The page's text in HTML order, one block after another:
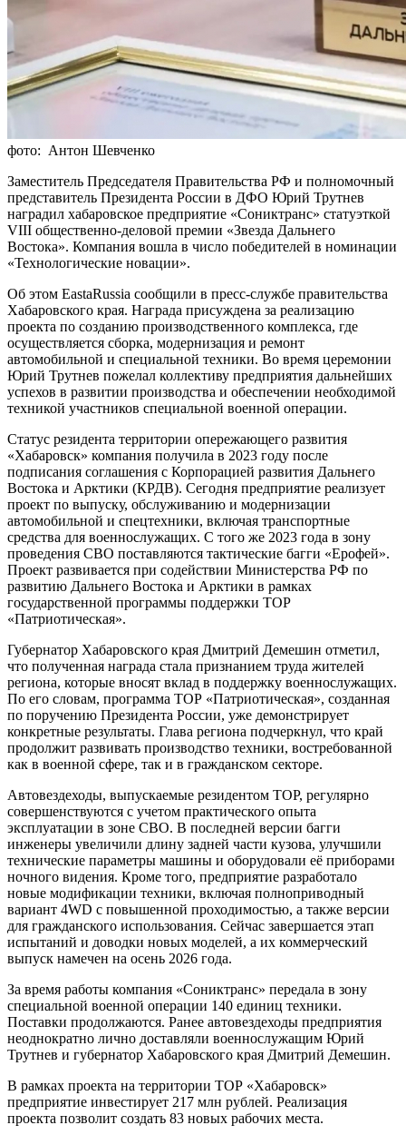
фото: Антон Шевченко
Заместитель Председателя Правительства РФ и полномочный
представитель Президента России в ДФО Юрий Трутнев
наградил хабаровское предприятие «Сониктранс» статуэткой
VIII общественно-деловой премии «Звезда Дальнего
Востока». Компания вошла в число победителей в номинации
«Технологические новации».
Об этом EastaRussia сообщили в пресс-службе правительства
Хабаровского края. Награда присуждена за реализацию
проекта по созданию производственного комплекса, где
осуществляется сборка, модернизация и ремонт
автомобильной и специальной техники. Во время церемонии
Юрий Трутнев пожелал коллективу предприятия дальнейших
успехов в развитии производства и обеспечении необходимой
техникой участников специальной военной операции.
Статус резидента территории опережающего развития
«Хабаровск» компания получила в 2023 году после
подписания соглашения с Корпорацией развития Дальнего
Востока и Арктики (КРДВ). Сегодня предприятие реализует
проект по выпуску, обслуживанию и модернизации
автомобильной и спецтехники, включая транспортные
средства для военнослужащих. С того же 2023 года в зону
проведения СВО поставляются тактические багги «Ерофей».
Проект развивается при содействии Министерства РФ по
развитию Дальнего Востока и Арктики в рамках
государственной программы поддержки ТОР
«Патриотическая».
Губернатор Хабаровского края Дмитрий Демешин отметил,
что полученная награда стала признанием труда жителей
региона, которые вносят вклад в поддержку военнослужащих.
По его словам, программа ТОР «Патриотическая», созданная
по поручению Президента России, уже демонстрирует
конкретные результаты. Глава региона подчеркнул, что край
продолжит развивать производство техники, востребованной
как в военной сфере, так и в гражданском секторе.
Автовездеходы, выпускаемые резидентом ТОР, регулярно
совершенствуются с учетом практического опыта
эксплуатации в зоне СВО. В последней версии багги
инженеры увеличили длину задней части кузова, улучшили
технические параметры машины и оборудовали её приборами
ночного видения. Кроме того, предприятие разработало
новые модификации техники, включая полноприводный
вариант 4WD с повышенной проходимостью, а также версии
для гражданского использования. Сейчас завершается этап
испытаний и доводки новых моделей, а их коммерческий
выпуск намечен на осень 2026 года.
За время работы компания «Сониктранс» передала в зону
специальной военной операции 140 единиц техники.
Поставки продолжаются. Ранее автовездеходы предприятия
неоднократно лично доставляли военнослужащим Юрий
Трутнев и губернатор Хабаровского края Дмитрий Демешин.
В рамках проекта на территории ТОР «Хабаровск»
предприятие инвестирует 217 млн рублей. Реализация
проекта позволит создать 83 новых рабочих места.